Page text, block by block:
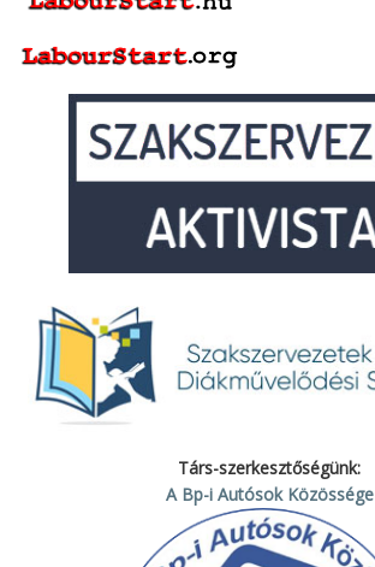
Társ-szerkesztőségünk:
A Bp-i Autósok Közössége